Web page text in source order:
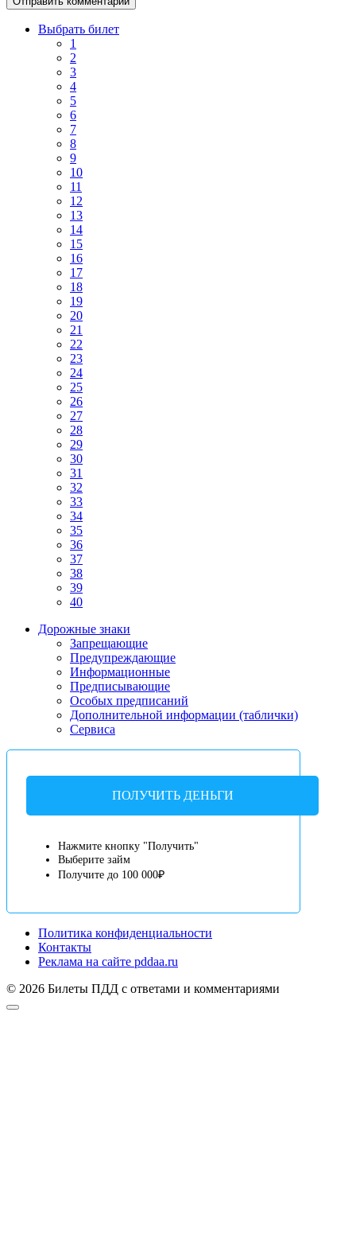
Выбрать билет
1
2
3
4
5
6
7
8
9
10
11
12
13
14
15
16
17
18
19
20
21
22
23
24
25
26
27
28
29
30
31
32
33
34
35
36
37
38
39
40
Дорожные знаки
Запрещающие
Предупреждающие
Информационные
Предписывающие
Особых предписаний
Дополнительной информации (таблички)
Сервиса
ПОЛУЧИТЬ ДЕНЬГИ
Нажмите кнопку "Получить"
Выберите займ
Получите до 100 000₽
Политика конфиденциальности
Контакты
Реклама на сайте pddaa.ru
© 2026 Билеты ПДД с ответами и комментариями